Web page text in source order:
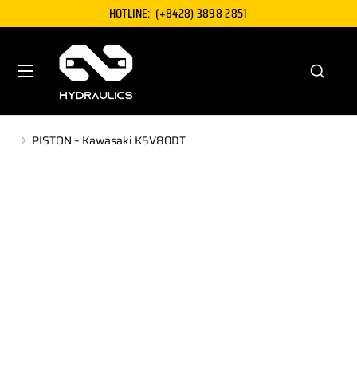
HOTLINE: (+8428) 3898 2851
You are here:
PISTON – Kawasaki K5V80DT